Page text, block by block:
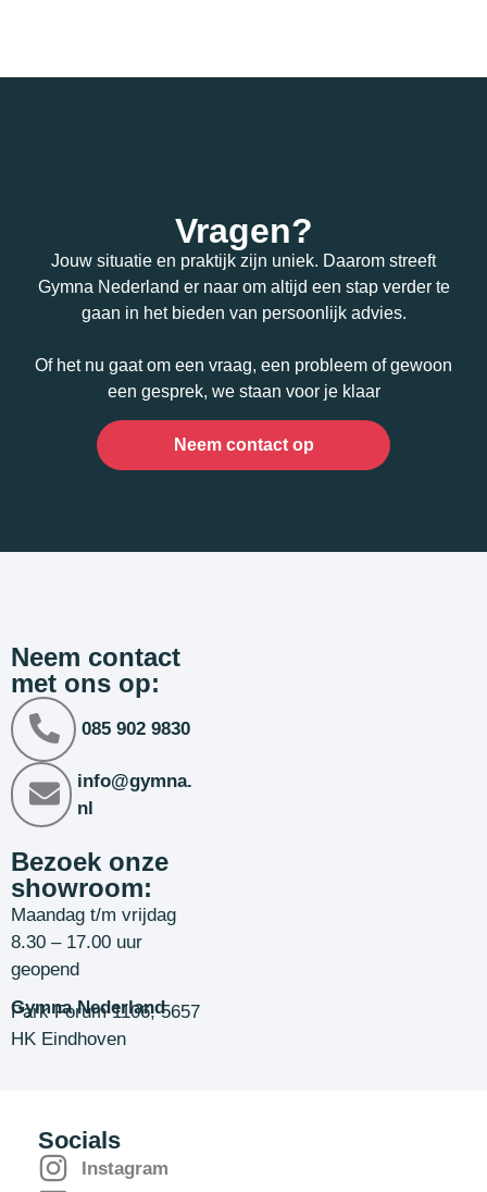
Vragen?
Jouw situatie en praktijk zijn uniek. Daarom streeft
Gymna Nederland er naar om altijd een stap verder te
gaan in het bieden van persoonlijk advies.
Of het nu gaat om een vraag, een probleem of gewoon
een gesprek, we staan voor je klaar
Neem contact op
Neem contact
met ons op:
085 902 9830
info@gymna.
nl
Bezoek onze
showroom:
Maandag t/m vrijdag
8.30 – 17.00 uur
geopend
Gymna Nederland
Park Forum 1106, 5657
HK Eindhoven
Socials
Instagram